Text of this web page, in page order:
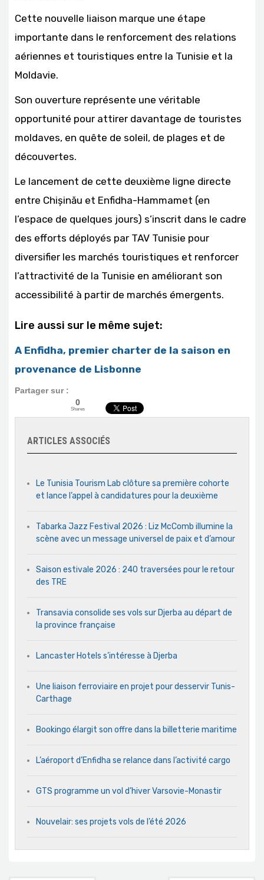
Cette nouvelle liaison marque une étape
importante dans le renforcement des relations
aériennes et touristiques entre la Tunisie et la
Moldavie.
Son ouverture représente une véritable
opportunité pour attirer davantage de touristes
moldaves, en quête de soleil, de plages et de
découvertes.
Le lancement de cette deuxième ligne directe
entre Chișinău et Enfidha-Hammamet (en
l’espace de quelques jours) s’inscrit dans le cadre
des efforts déployés par TAV Tunisie pour
diversifier les marchés touristiques et renforcer
l’attractivité de la Tunisie en améliorant son
accessibilité à partir de marchés émergents.
Lire aussi sur le même sujet:
A Enfidha, premier charter de la saison en
provenance de Lisbonne
Partager sur :
0
Shares
ARTICLES ASSOCIÉS
Le Tunisia Tourism Lab clôture sa première cohorte
et lance l’appel à candidatures pour la deuxième
Tabarka Jazz Festival 2026 : Liz McComb illumine la
scène avec un message universel de paix et d’amour
Saison estivale 2026 : 240 traversées pour le retour
des TRE
Transavia consolide ses vols sur Djerba au départ de
la province française
Lancaster Hotels s’intéresse à Djerba
Une liaison ferroviaire en projet pour desservir Tunis-
Carthage
Bookingo élargit son offre dans la billetterie maritime
L’aéroport d’Enfidha se relance dans l’activité cargo
GTS programme un vol d’hiver Varsovie-Monastir
Nouvelair: ses projets vols de l’été 2026